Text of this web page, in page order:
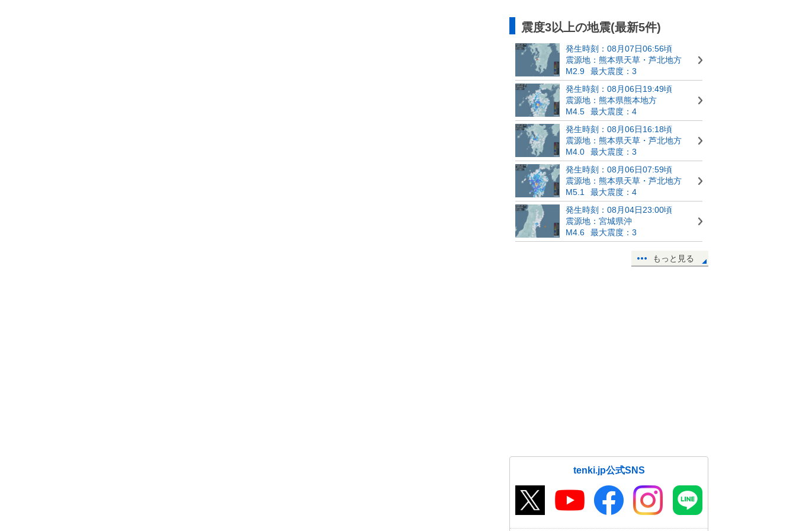
震度3以上の地震(最新5件)
発生時刻：08月07日06:56頃
震源地：熊本県天草・芦北地方
M2.9
最大震度：3
発生時刻：08月06日19:49頃
震源地：熊本県熊本地方
M4.5
最大震度：4
発生時刻：08月06日16:18頃
震源地：熊本県天草・芦北地方
M4.0
最大震度：3
発生時刻：08月06日07:59頃
震源地：熊本県天草・芦北地方
M5.1
最大震度：4
発生時刻：08月04日23:00頃
震源地：宮城県沖
M4.6
最大震度：3
もっと見る
tenki.jp公式SNS